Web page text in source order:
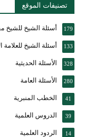
تصنيفات الموقع
أسئلة الشيخ للشيخ 179
أسئلة الشيخ للعلامة 133
الأسئلة الحديثية 328
الأسئلة العامة 280
الخطب المنبرية 41
الدروس العلمية 39
الردود العلمية 14